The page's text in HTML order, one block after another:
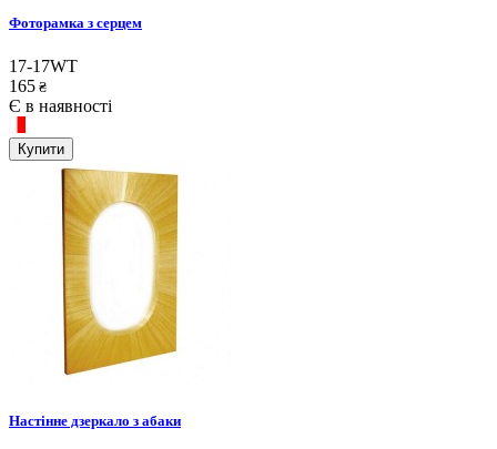
Фоторамка з серцем
17-17WT
165 ₴
Є в наявності
Купити
Настінне дзеркало з абаки